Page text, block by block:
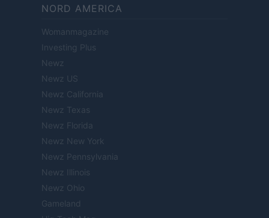
NORD AMERICA
Womanmagazine
Investing Plus
Newz
Newz US
Newz California
Newz Texas
Newz Florida
Newz New York
Newz Pennsylvania
Newz Illinois
Newz Ohio
Gameland